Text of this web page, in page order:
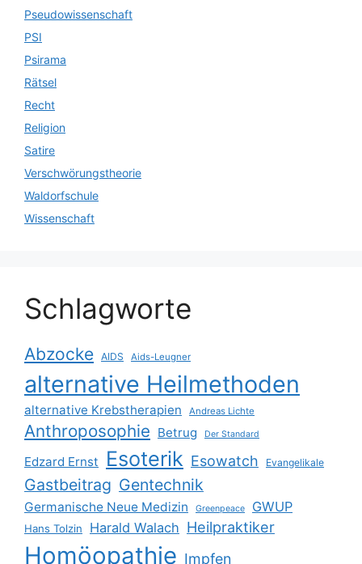
Pseudowissenschaft
PSI
Psirama
Rätsel
Recht
Religion
Satire
Verschwörungstheorie
Waldorfschule
Wissenschaft
Schlagworte
Abzocke AIDS Aids-Leugner
alternative Heilmethoden
alternative Krebstherapien Andreas Lichte
Anthroposophie Betrug Der Standard
Edzard Ernst Esoterik Esowatch Evangelikale
Gastbeitrag Gentechnik
Germanische Neue Medizin Greenpeace GWUP
Hans Tolzin Harald Walach Heilpraktiker
Homöopathie Impfen